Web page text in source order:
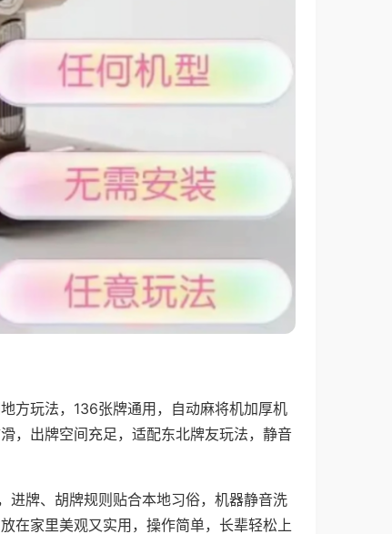
方玩法，136张牌通用，自动麻将机加厚机
，出牌空间充足，适配东北牌友玩法，静音
进牌、胡牌规则贴合本地习俗，机器静音洗
在家里美观又实用，操作简单，长辈轻松上